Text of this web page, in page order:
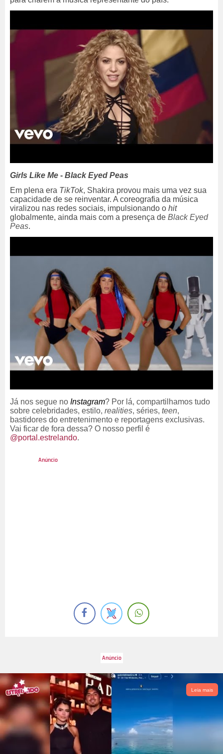
Girls Like Me - Black Eyed Peas
Em plena era TikTok, Shakira provou mais uma vez sua
capacidade de se reinventar. A coreografia da música
viralizou nas redes sociais, impulsionando o hit
globalmente, ainda mais com a presença de Black Eyed
Peas.
Já nos segue no Instagram? Por lá, compartilhamos tudo
sobre celebridades, estilo, realities, séries, teen,
bastidores do entretenimento e reportagens exclusivas.
Vai ficar de fora dessa? O nosso perfil é
@portal.estrelando.
Leia mais